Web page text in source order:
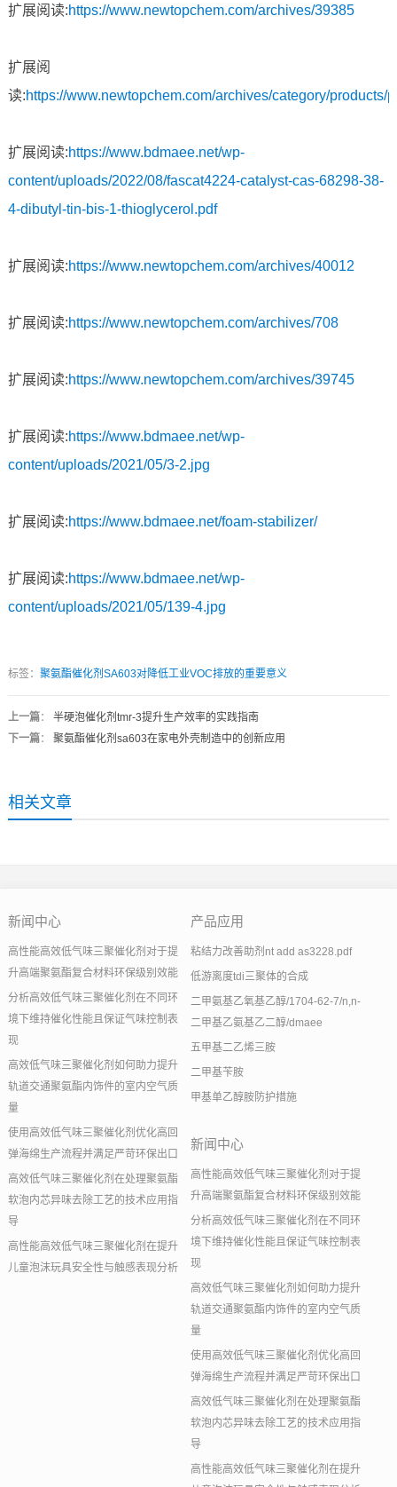
扩展阅读:https://www.newtopchem.com/archives/39385
扩展阅
读:https://www.newtopchem.com/archives/category/products/
扩展阅读:https://www.bdmaee.net/wp-
content/uploads/2022/08/fascat4224-catalyst-cas-68298-38-
4-dibutyl-tin-bis-1-thioglycerol.pdf
扩展阅读:https://www.newtopchem.com/archives/40012
扩展阅读:https://www.newtopchem.com/archives/708
扩展阅读:https://www.newtopchem.com/archives/39745
扩展阅读:https://www.bdmaee.net/wp-
content/uploads/2021/05/3-2.jpg
扩展阅读:https://www.bdmaee.net/foam-stabilizer/
扩展阅读:https://www.bdmaee.net/wp-
content/uploads/2021/05/139-4.jpg
标签： 聚氨酯催化剂SA603对降低工业VOC排放的重要意义
上一篇： 半硬泡催化剂tmr-3提升生产效率的实践指南
下一篇： 聚氨酯催化剂sa603在家电外壳制造中的创新应用
相关文章
新闻中心
高性能高效低气味三聚催化剂对于提
升高端聚氨酯复合材料环保级别效能
分析高效低气味三聚催化剂在不同环
境下维持催化性能且保证气味控制表
现
高效低气味三聚催化剂如何助力提升
轨道交通聚氨酯内饰件的室内空气质
量
使用高效低气味三聚催化剂优化高回
弹海绵生产流程并满足严苛环保出口
高效低气味三聚催化剂在处理聚氨酯
软泡内芯异味去除工艺的技术应用指
导
高性能高效低气味三聚催化剂在提升
儿童泡沫玩具安全性与触感表现分析
产品应用
粘结力改善助剂nt add as3228.pdf
低游离度tdi三聚体的合成
二甲氨基乙氧基乙醇/1704-62-7/n,n-
二甲基乙氨基乙二醇/dmaee
五甲基二乙烯三胺
二甲基苄胺
甲基单乙醇胺防护措施
新闻中心
高性能高效低气味三聚催化剂对于提
升高端聚氨酯复合材料环保级别效能
分析高效低气味三聚催化剂在不同环
境下维持催化性能且保证气味控制表
现
高效低气味三聚催化剂如何助力提升
轨道交通聚氨酯内饰件的室内空气质
量
使用高效低气味三聚催化剂优化高回
弹海绵生产流程并满足严苛环保出口
高效低气味三聚催化剂在处理聚氨酯
软泡内芯异味去除工艺的技术应用指
导
高性能高效低气味三聚催化剂在提升